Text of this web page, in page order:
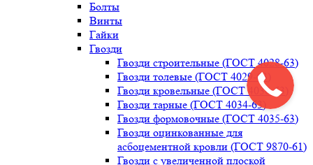
Болты
Винты
Гайки
Гвозди
Гвозди строительные (ГОСТ 4028-63)
Гвозди толевые (ГОСТ 4029-63)
Гвозди кровельные (ГОСТ 4030-63)
Гвозди тарные (ГОСТ 4034-63)
Гвозди формовочные (ГОСТ 4035-63)
Гвозди оцинкованные для
асбоцементной кровли (ГОСТ 9870-61)
Гвозди с увеличенной плоской